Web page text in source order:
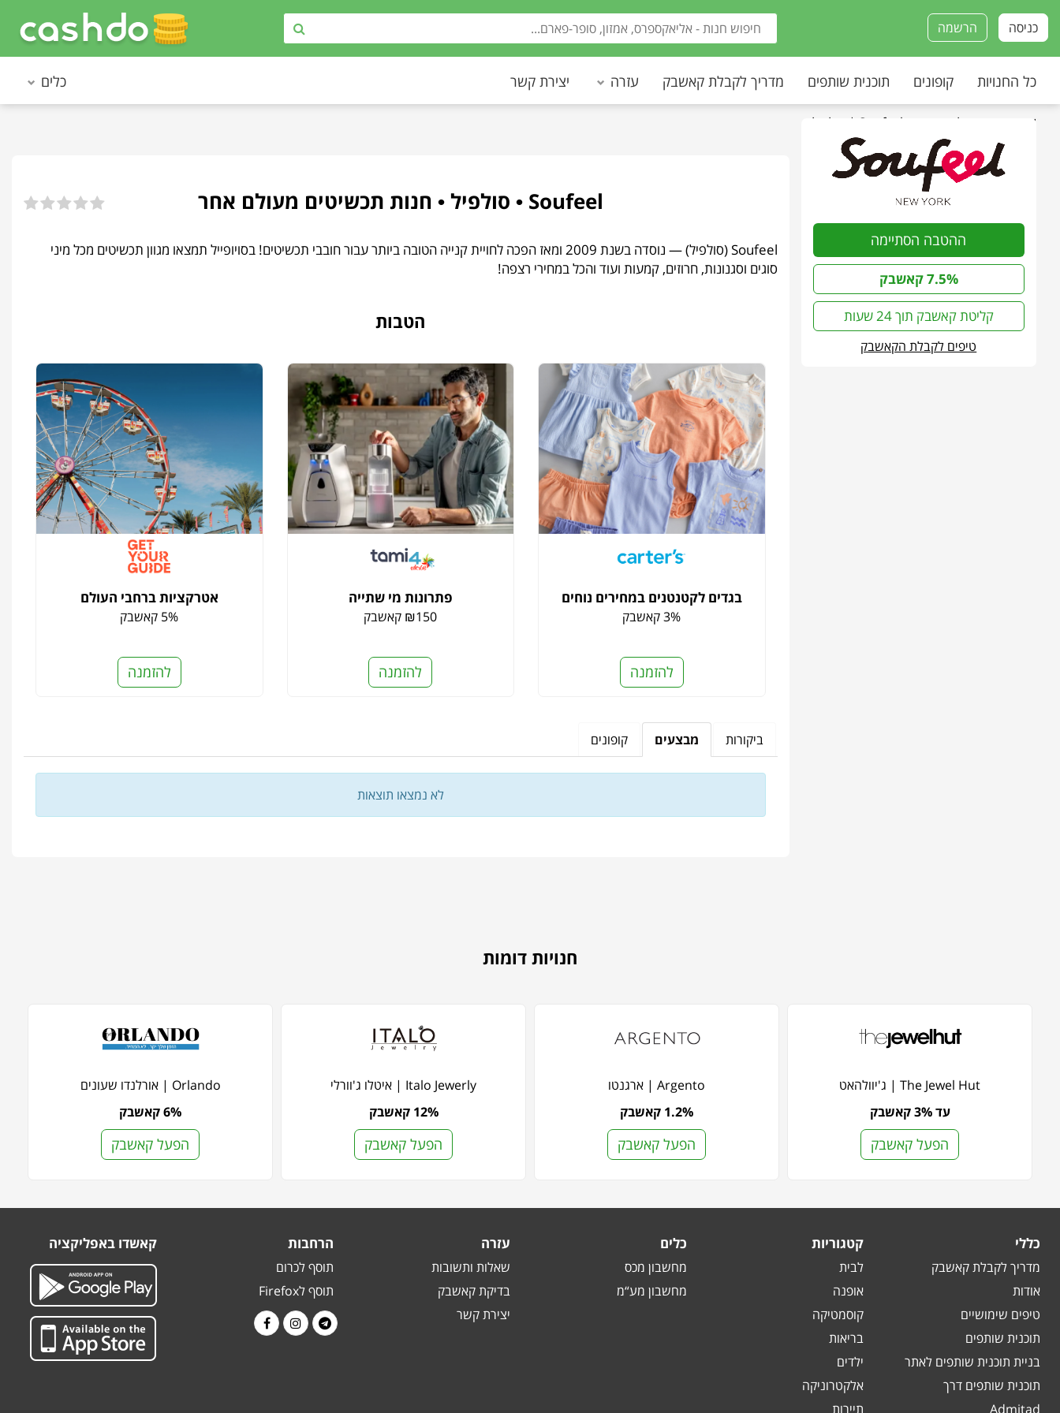
הרשמה כניסה
כל החנויות קופונים תוכנית שותפים מדריך לקבלת קאשבק עזרה יצירת קשר כלים
עמוד הבית כל החנויות Soufeel | סולפיל
ההטבה הסתיימה
7.5% קאשבק
קליטת קאשבק תוך 24 שעות
טיפים לקבלת הקאשבק
Soufeel • סולפיל • חנות תכשיטים מעולם אחר
Soufeel (סולפיל) — נוסדה בשנת 2009 ומאז הפכה לחויית קנייה הטובה ביותר עבור חובבי תכשיטים! בסויופייל תמצאו מגוון תכשיטים מכל מיני
סוגים וסגנונות, חרוזים, קמעות ועוד והכל במחירי רצפה!
הטבות
בגדים לקטנטנים במחירים נוחים
3% קאשבק
להזמנה
פתרונות מי שתייה
₪150 קאשבק
להזמנה
אטרקציות ברחבי העולם
5% קאשבק
להזמנה
ביקורות מבצעים קופונים
לא נמצאו תוצאות
חנויות דומות
The Jewel Hut | ג'יוולהאט
עד 3% קאשבק
הפעל קאשבק
Argento | ארגנטו
1.2% קאשבק
הפעל קאשבק
Italo Jewerly | איטלו ג'וורלי
12% קאשבק
הפעל קאשבק
Orlando | אורלנדו שעונים
6% קאשבק
הפעל קאשבק
כללי
מדריך לקבלת קאשבק
אודות
טיפים שימושיים
תוכנית שותפים
בניית תוכנית שותפים לאתר
תוכנית שותפים דרך
Admitad
קטגוריות
לבית
אופנה
קוסמטיקה
בריאות
ילדים
אלקטרוניקה
תיירות
כלים
מחשבון מכס
מחשבון מע“מ
עזרה
שאלות ותשובות
בדיקת קאשבק
יצירת קשר
הרחבות
תוסף לכרום
תוסף לFirefox
קאשדו באפליקציה